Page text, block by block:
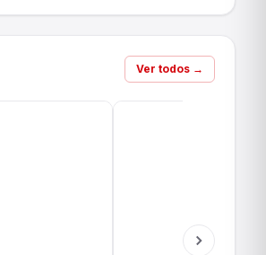
Ver todos →